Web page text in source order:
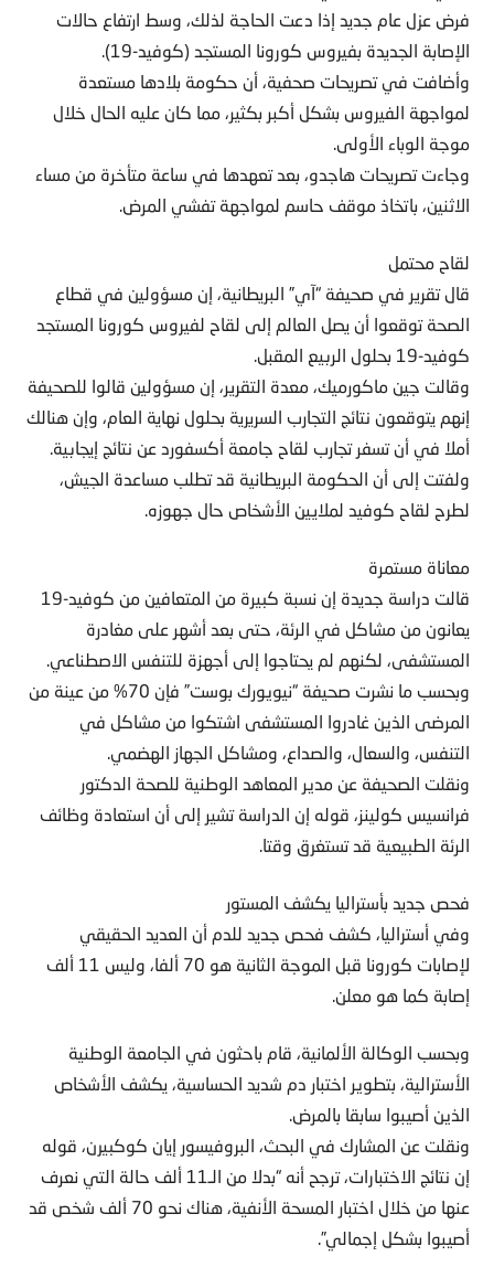
فرض عزل عام جديد إذا دعت الحاجة لذلك، وسط ارتفاع حالات
الإصابة الجديدة بفيروس كورونا المستجد (كوفيد-19).
وأضافت في تصريحات صحفية، أن حكومة بلادها مستعدة
لمواجهة الفيروس بشكل أكبر بكثير، مما كان عليه الحال خلال
موجة الوباء الأولى.
وجاءت تصريحات هاجدو، بعد تعهدها في ساعة متأخرة من مساء
الاثنين، باتخاذ موقف حاسم لمواجهة تفشي المرض.
لقاح محتمل
قال تقرير في صحيفة “آي” البريطانية، إن مسؤولين في قطاع
الصحة توقعوا أن يصل العالم إلى لقاح لفيروس كورونا المستجد
كوفيد-19 بحلول الربيع المقبل.
وقالت جين ماكورميك، معدة التقرير، إن مسؤولين قالوا للصحيفة
إنهم يتوقعون نتائج التجارب السريرية بحلول نهاية العام، وإن هنالك
أملا في أن تسفر تجارب لقاح جامعة أكسفورد عن نتائج إيجابية.
ولفتت إلى أن الحكومة البريطانية قد تطلب مساعدة الجيش،
لطرح لقاح كوفيد لملايين الأشخاص حال جهوزه.
معاناة مستمرة
قالت دراسة جديدة إن نسبة كبيرة من المتعافين من كوفيد-19
يعانون من مشاكل في الرئة، حتى بعد أشهر على مغادرة
المستشفى، لكنهم لم يحتاجوا إلى أجهزة للتنفس الاصطناعي.
وبحسب ما نشرت صحيفة “نيويورك بوست” فإن 70% من عينة من
المرضى الذين غادروا المستشفى اشتكوا من مشاكل في
التنفس، والسعال، والصداع، ومشاكل الجهاز الهضمي.
ونقلت الصحيفة عن مدير المعاهد الوطنية للصحة الدكتور
فرانسيس كولينز، قوله إن الدراسة تشير إلى أن استعادة وظائف
الرئة الطبيعية قد تستغرق وقتا.
فحص جديد بأستراليا يكشف المستور
وفي أستراليا، كشف فحص جديد للدم أن العديد الحقيقي
لإصابات كورونا قبل الموجة الثانية هو 70 ألفا، وليس 11 ألف
إصابة كما هو معلن.
وبحسب الوكالة الألمانية، قام باحثون في الجامعة الوطنية
الأسترالية، بتطوير اختبار دم شديد الحساسية، يكشف الأشخاص
الذين أصيبوا سابقا بالمرض.
ونقلت عن المشارك في البحث، البروفيسور إيان كوكبيرن، قوله
إن نتائج الاختبارات، ترجح أنه “بدلا من الـ11 ألف حالة التي نعرف
عنها من خلال اختبار المسحة الأنفية، هناك نحو 70 ألف شخص قد
أصيبوا بشكل إجمالي”.